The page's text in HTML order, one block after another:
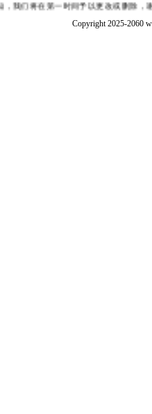
一时间予以更改或删除，谢谢合
Copyright 2025-2060